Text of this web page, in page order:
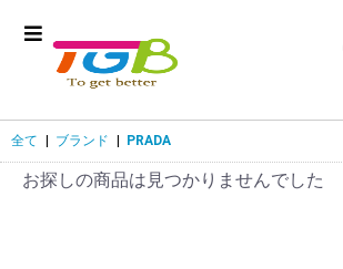
全て ブランド PRADA
お探しの商品は見つかりませんでした